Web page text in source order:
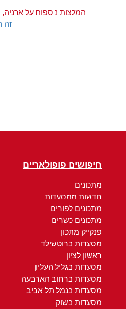
המלצות נוספות על ארניה,
זה
חיפושים פופולאריים
מתכונים
חדשות ממסעדות
מתכונים לפורים
מתכונים כשרים
פנקייק מתכון
מסעדות ברוטשילד
ראשון לציון
מסעדות בגליל העליון
מסעדות ברחוב הארבעה
מסעדות בנמל תל אביב
מסעדות בשוק